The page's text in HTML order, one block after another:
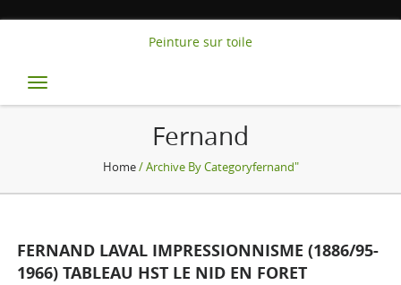
Peinture sur toile
Toggle
navigation
Fernand
Home/ Archive By Categoryfernand"
FERNAND LAVAL IMPRESSIONNISME (1886/95-
1966) TABLEAU HST LE NID EN FORET